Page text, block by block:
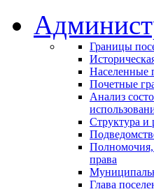
Границы
Населенные
Почетные
Анализ
Структура и
Полномочия,
права
Глава